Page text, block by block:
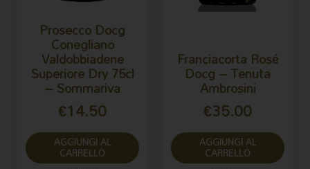
Prosecco Docg
Conegliano
Valdobbiadene
Superiore Dry 75cl
– Sommariva
€14.50
AGGIUNGI AL
CARRELLO
Franciacorta Rosé
Docg – Tenuta
Ambrosini
€35.00
AGGIUNGI AL
CARRELLO